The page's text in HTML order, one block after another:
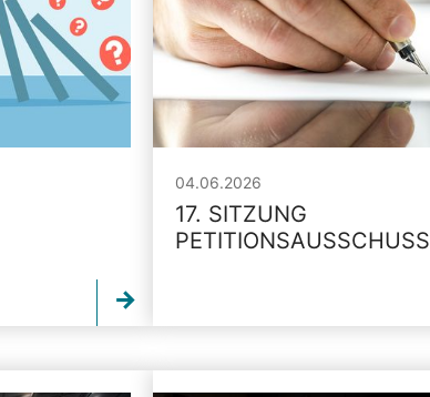
04.06.2026
17. SITZUNG
PETITIONSAUSSCHUSS